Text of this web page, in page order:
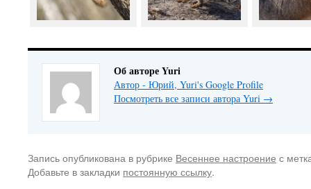
Об авторе Yuri
Автор - Юрий, Yuri's Google Profile
Посмотреть все записи автора Yuri →
Запись опубликована в рубрике Весеннее настроение с
Добавьте в закладки постоянную ссылку.